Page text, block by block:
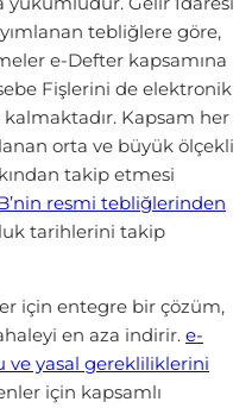
tebliğlere göre,
e-Defter kapsamına
Fişlerini de elektronik
Kapsam her
orta ve büyük ölçekli
takip etmesi
resmi tebliğlerinden
tarihlerini takip
için entegre bir çözüm,
en aza indirir. e-
ve yasal gerekliliklerini
için kapsamlı